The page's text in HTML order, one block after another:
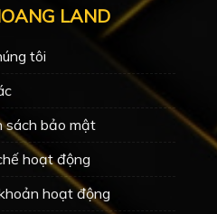
LAND
tôi
sách bảo mật
hoạt động
hoạt động